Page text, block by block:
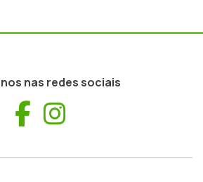
nas redes sociais
Facebook